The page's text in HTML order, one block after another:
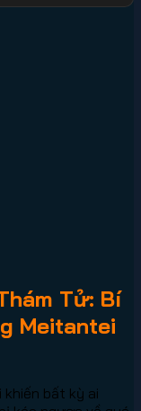
Tử: Bí
Meitantei
khiến bất kỳ ai